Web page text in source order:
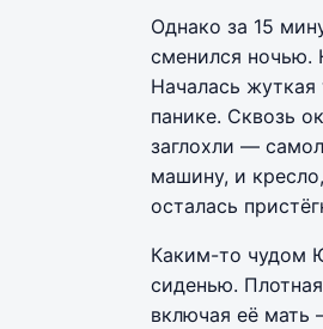
Однако за 15
сменился ночью.
Началась
панике. Сквозь
заглохли —
машину, и
осталась
Каким-то чудом
сиденью.
включая её мать